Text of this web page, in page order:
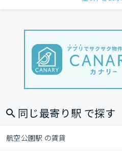
同じ最寄り駅 で探す
航空公園駅 の賃貸